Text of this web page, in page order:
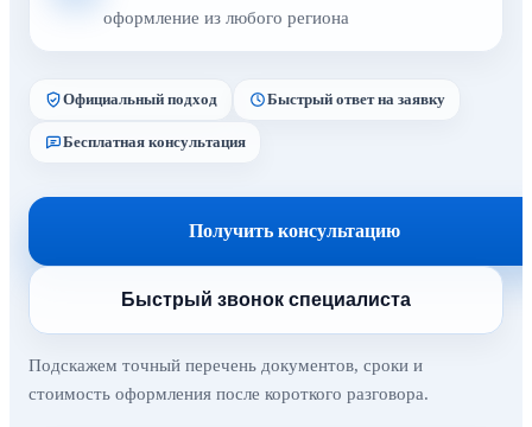
оформление из любого региона
Официальный подход Быстрый ответ на заявку
Бесплатная консультация
Получить консультацию
Быстрый звонок специалиста
Подскажем точный перечень документов, сроки и
стоимость оформления после короткого разговора.